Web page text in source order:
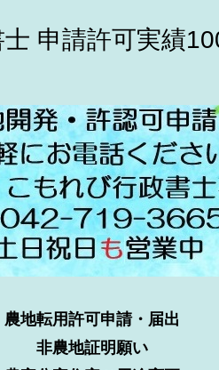
申請許可実績
農地転用許可申請・届出
非農地証明願い